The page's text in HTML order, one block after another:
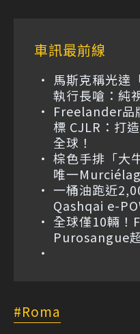
車訊最前線
馬斯克稱光達
執行長嗆：純
Freelander品
標 CJLR：打
全球！
棕色手排「大
唯一
一桶油跑近
Qashqai e-
全球僅10輛！
Purosangue
Roma